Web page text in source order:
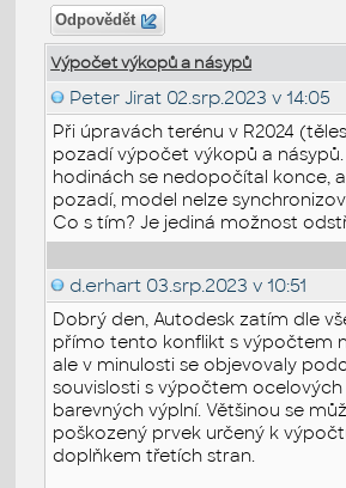
Odpovědět
Výpočet výkopů a násypů
Peter Jirat 02.srp.2023 v 14:05
Při úpravách terénu v R2024
pozadí výpočet výkopů a násypů.
hodinách se nedopočítal konce,
pozadí, model nelze
Co s tím? Je jediná možnost
d.erhart 03.srp.2023 v 10:51
Dobrý den, Autodesk zatím dle
přímo tento konflikt s výpočtem
ale v minulosti se objevovaly
souvislosti s výpočtem
barevných výplní. Většinou se
poškozený prvek určený k
doplňkem třetích stran.